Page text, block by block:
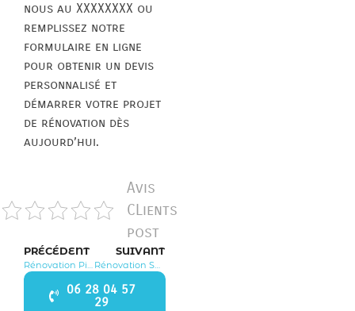
nous au XXXXXXXX ou
remplissez notre
formulaire en ligne
pour obtenir un devis
personnalisé et
démarrer votre projet
de rénovation dès
aujourd’hui.
Avis
CLients
post
PRÉCÉDENT
Rénovation Pierrelaye 95220
SUIVANT
Rénovation Soisy sous Montmorency 95230
06 28 04 57
29